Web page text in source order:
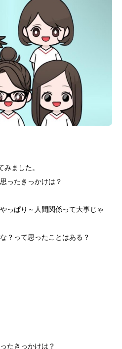
ました。
ったきっかけは？
っぱり～人間関係って大事じゃ
？って思ったことはある？
たきっかけは？